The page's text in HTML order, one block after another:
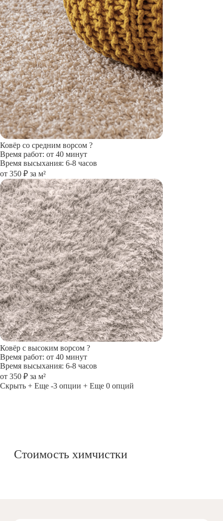
Ковёр со средним ворсом ?
Время работ: от 40 минут
Время высыхания: 6-8 часов
от 350 ₽ за м²
Ковёр с высоким ворсом ?
Время работ: от 40 минут
Время высыхания: 6-8 часов
от 350 ₽ за м²
Скрыть + Еще -3 опции + Еще 0 опций
Стоимость химчистки